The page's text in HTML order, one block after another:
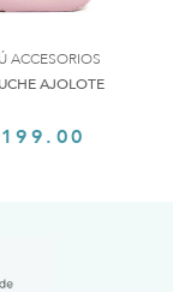
ACCESORIOS
AJOLOTE